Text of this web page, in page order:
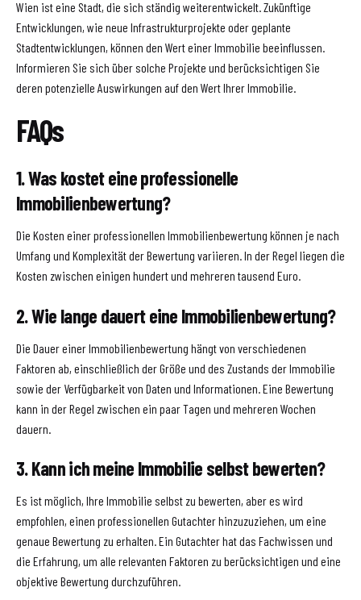
Wien ist eine Stadt, die sich ständig weiterentwickelt. Zukünftige
Entwicklungen, wie neue Infrastrukturprojekte oder geplante
Stadtentwicklungen, können den Wert einer Immobilie beeinflussen.
Informieren Sie sich über solche Projekte und berücksichtigen Sie
deren potenzielle Auswirkungen auf den Wert Ihrer Immobilie.
FAQs
1. Was kostet eine professionelle
Immobilienbewertung?
Die Kosten einer professionellen Immobilienbewertung können je nach
Umfang und Komplexität der Bewertung variieren. In der Regel liegen die
Kosten zwischen einigen hundert und mehreren tausend Euro.
2. Wie lange dauert eine Immobilienbewertung?
Die Dauer einer Immobilienbewertung hängt von verschiedenen
Faktoren ab, einschließlich der Größe und des Zustands der Immobilie
sowie der Verfügbarkeit von Daten und Informationen. Eine Bewertung
kann in der Regel zwischen ein paar Tagen und mehreren Wochen
dauern.
3. Kann ich meine Immobilie selbst bewerten?
Es ist möglich, Ihre Immobilie selbst zu bewerten, aber es wird
empfohlen, einen professionellen Gutachter hinzuzuziehen, um eine
genaue Bewertung zu erhalten. Ein Gutachter hat das Fachwissen und
die Erfahrung, um alle relevanten Faktoren zu berücksichtigen und eine
objektive Bewertung durchzuführen.